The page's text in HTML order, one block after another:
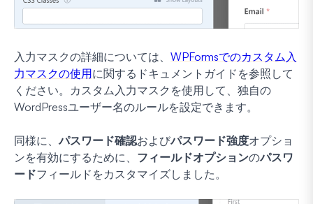
入力マスクの詳細については、 WPFormsでのカスタム入
力マスクの使用に関するドキュメントガイドを参照して
ください。カスタム入力マスクを使用して、独自の
WordPressユーザー名のルールを設定できます。
同様に、パスワード確認およびパスワード強度オプショ
ンを有効にするために、 フィールドオプションのパスワ
ードフィールドをカスタマイズしました。